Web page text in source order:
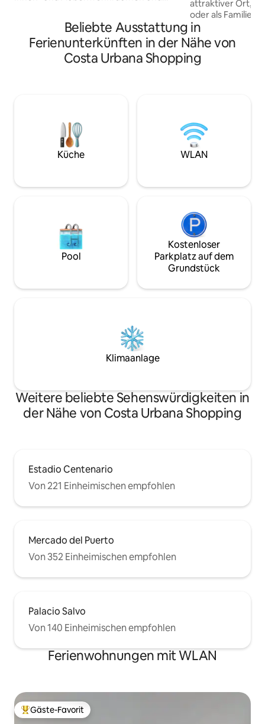
Familien und kleine Gruppen. Das Haus
befindet sich in einer ruhigen, sicheren
Wohngegend in Atlantida und ist nur
einen kurzen Spaziergang vom Strand,
Supermärkten, Restaurants, Bars und
besonderen Rückzugsort bietet.
attraktiver Ort,
oder als Familie
liegt 20 m von der
und "zu Fuß
Plaza
über eine Garage
Fahrzeugs
Beliebte Ausstattung in
Ferienunterkünften in der Nähe von
Costa Urbana Shopping
Küche WLAN
Pool
Kostenloser
Parkplatz auf dem
Grundstück
Klimaanlage
Weitere beliebte Sehenswürdigkeiten in
der Nähe von Costa Urbana Shopping
Estadio Centenario
Von 221 Einheimischen empfohlen
Mercado del Puerto
Von 352 Einheimischen empfohlen
Palacio Salvo
Von 140 Einheimischen empfohlen
Ferienwohnungen mit WLAN
Beliebter Gäste-Favorit.
Gäste-Favorit